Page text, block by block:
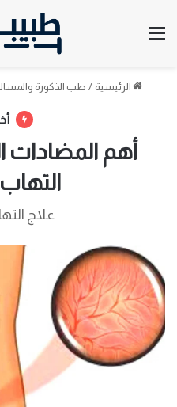
القائمة
الرئيسية / طب الذكورة
أهم المضادات
علاج